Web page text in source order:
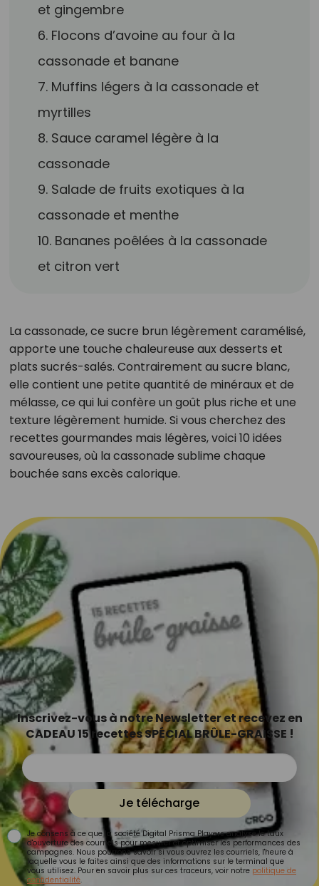
et gingembre
6. Flocons d’avoine au four à la
cassonade et banane
7. Muffins légers à la cassonade et
myrtilles
8. Sauce caramel légère à la
cassonade
9. Salade de fruits exotiques à la
cassonade et menthe
10. Bananes poêlées à la cassonade
et citron vert
La cassonade, ce sucre brun légèrement caramélisé,
apporte une touche chaleureuse aux desserts et
plats sucrés-salés. Contrairement au sucre blanc,
elle contient une petite quantité de minéraux et de
mélasse, ce qui lui confère un goût plus riche et une
texture légèrement humide. Si vous cherchez des
recettes gourmandes mais légères, voici 10 idées
savoureuses, où la cassonade sublime chaque
bouchée sans excès calorique.
Inscrivez-vous à notre Newsletter et recevez en
CADEAU 15 recettes SPÉCIAL BRÛLE-GRAISSE !
Je télécharge
Je consens à ce que la société Digital Prisma Players analyse le taux
d'ouverture des courriels pour mesurer et optimiser les performances des
campagnes. Nous pourrons savoir si vous ouvrez les courriels, l'heure à
laquelle vous le faites ainsi que des informations sur le terminal que
vous utilisez. Pour en savoir plus sur ces traceurs, voir notre politique de
confidentialité.